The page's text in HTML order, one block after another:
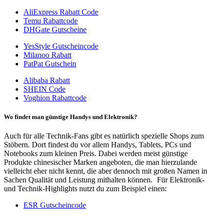
AliExpress Rabatt Code
Temu Rabattcode
DHGate Gutscheine
YesStyle Gutscheincode
Milanoo Rabatt
PatPat Gutschein
Alibaba Rabatt
SHEIN Code
Voghion Rabattcode
Wo findet man günstige Handys und Elektronik?
Auch für alle Technik-Fans gibt es natürlich spezielle Shops zum
Stöbern. Dort findest du vor allem Handys, Tablets, PCs und
Notebooks zum kleinen Preis. Dabei werden meist günstige
Produkte chinesischer Marken angeboten, die man hierzulande
vielleicht eher nicht kennt, die aber dennoch mit großen Namen in
Sachen Qualität und Leistung mithalten können. Für Elektronik-
und Technik-Highlights nutzt du zum Beispiel einen:
ESR Gutscheincode